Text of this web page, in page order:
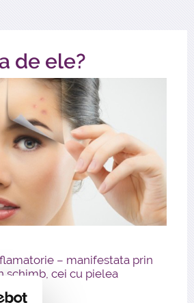
de ele?
– manifestata prin
schimb, cei cu pielea